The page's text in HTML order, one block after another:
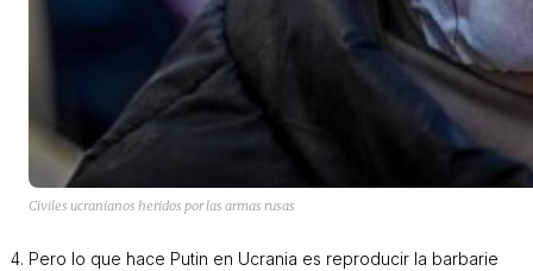
Civiles ucranianos heridos por las armas rusas
Pero lo que hace Putin en Ucrania es reproducir la barbarie